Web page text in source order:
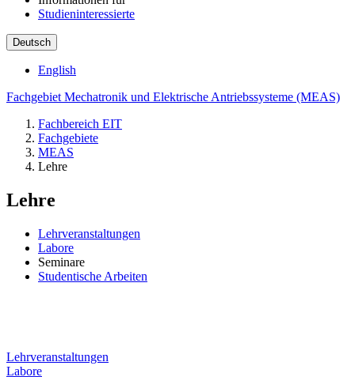
Studieninteressierte
Deutsch
English
Fachgebiet Mechatronik und Elektrische Antriebssysteme (MEAS)
Fachbereich EIT
Fachgebiete
MEAS
Lehre
Lehre
Lehrveranstaltungen
Labore
Seminare
Studentische Arbeiten
Lehrveranstaltungen
Labore